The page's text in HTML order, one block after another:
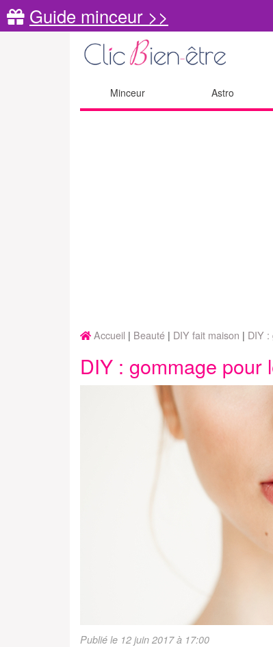
Guide minceur >>
Minceur Astro
Accueil Beauté DIY fait maison DIY :
DIY : gommage pour
Publié le 12 juin 2017 à 17:00